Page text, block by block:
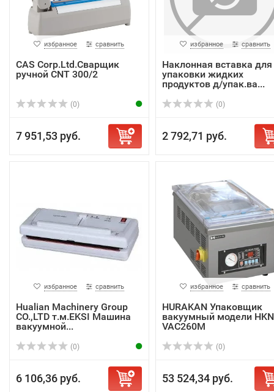
избранное сравнить
CAS Corp.Ltd.Сварщик
ручной СNT 300/2
(0)
7 951,53 руб.
избранное сравнить
Наклонная вставка для
упаковки жидких
продуктов д/упак.ва...
(0)
2 792,71 руб.
избранное сравнить
Hualian Machinery Group
CO.,LTD т.м.EKSI Машина
вакуумной...
(0)
6 106,36 руб.
избранное сравнить
HURAKAN Упаковщик
вакуумный модели
VAC260M
(0)
53 524,34 руб.